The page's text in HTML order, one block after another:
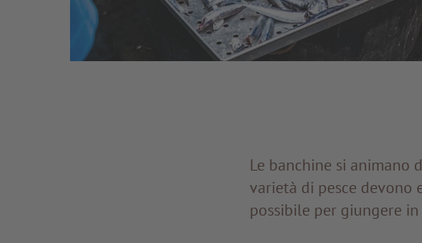
Le banchine si animano
varietà di pesce devono
possibile per giungere